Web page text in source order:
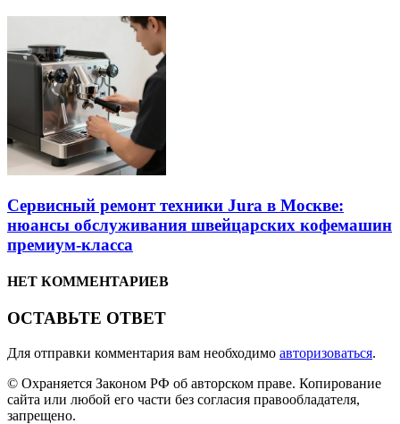
Сервисный ремонт техники Jura в Москве:
нюансы обслуживания швейцарских кофемашин
премиум-класса
НЕТ КОММЕНТАРИЕВ
ОСТАВЬТЕ ОТВЕТ
Для отправки комментария вам необходимо авторизоваться.
© Охраняется Законом РФ об авторском праве. Копирование
сайта или любой его части без согласия правообладателя,
запрещено.